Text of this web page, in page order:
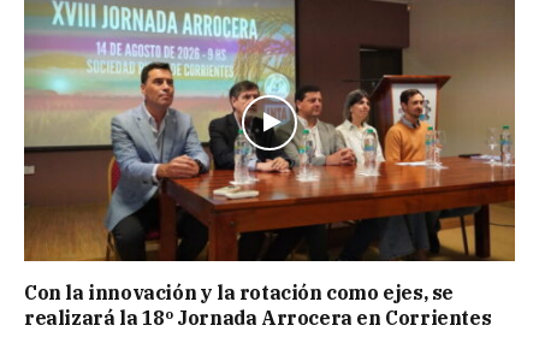
Con la innovación y la rotación como ejes, se
realizará la 18º Jornada Arrocera en Corrientes